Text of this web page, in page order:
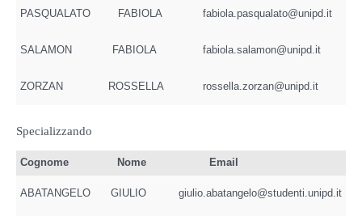
PASQUALATO FABIOLA fabiola.pasqualato@unipd.it
SALAMON FABIOLA fabiola.salamon@unipd.it
ZORZAN ROSSELLA rossella.zorzan@unipd.it
Specializzando
Cognome Nome Email
ABATANGELO GIULIO giulio.abatangelo@studenti.unipd.it